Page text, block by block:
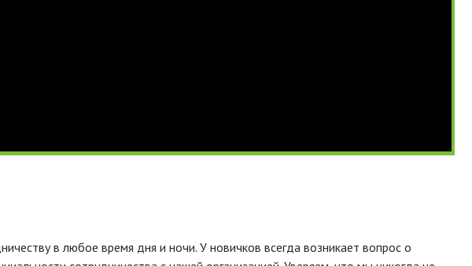
в любое время дня и ночи. У новичков всегда возникает вопрос о